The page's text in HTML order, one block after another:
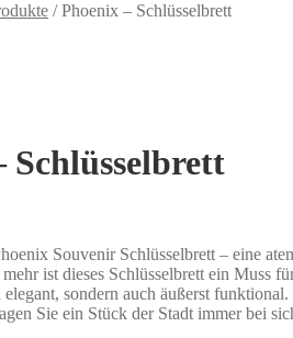
/Phoenix – Schlüsselbrett
Schlüsselbrett
Souvenir Schlüsselbrett – eine
ist dieses Schlüsselbrett ein Muss
sondern auch äußerst
Sie ein Stück der Stadt immer bei